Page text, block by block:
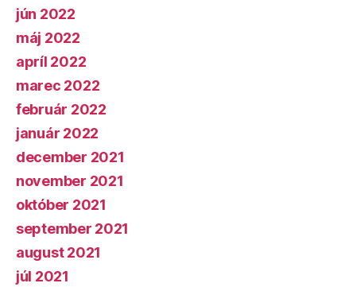
jún 2022
máj 2022
apríl 2022
marec 2022
február 2022
január 2022
december 2021
november 2021
október 2021
september 2021
august 2021
júl 2021